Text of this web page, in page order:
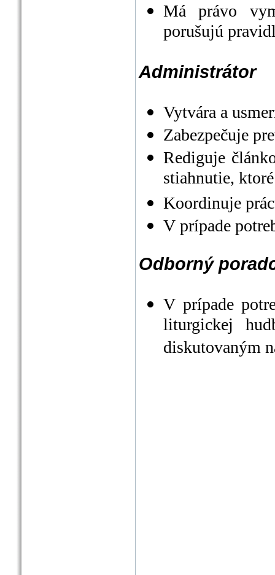
Má právo
porušujú
Administrátor
Vytvára a
Zabezpečuje
Rediguje
stiahnutie,
Koordinuje
V prípade
Odborný
V prípade
liturgickej
diskutovaným